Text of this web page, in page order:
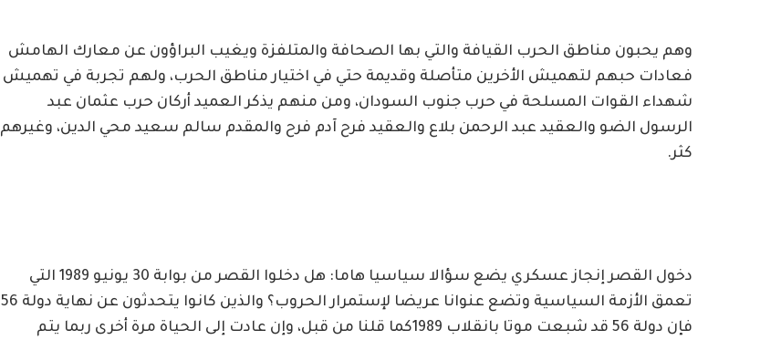
وهم يحبون مناطق الحرب القيافة والتي بها الصحافة والمتلفزة ويغيب البراؤون عن معارك الهامش
فعادات حبهم لتهميش الأخرين متأصلة وقديمة حتي في اختيار مناطق الحرب، ولهم تجربة في تهميش
شهداء القوات المسلحة في حرب جنوب السودان، ومن منهم يذكر العميد أركان حرب عثمان عبد
الرسول الضو والعقيد عبد الرحمن بلاع والعقيد فرح آدم فرح والمقدم سالم سعيد محي الدين، وغيرهم
كثر.
دخول القصر إنجاز عسكري يضع سؤالا سياسيا هاما: هل دخلوا القصر من بوابة 30 يونيو 1989 التي
تعمق الأزمة السياسية وتضع عنوانا عريضا لإستمرار الحروب؟ والذين كانوا يتحدثون عن نهاية دولة 56
فإن دولة 56 قد شبعت موتا بانقلاب 1989كما قلنا من قبل، وإن عادت إلى الحياة مرة أخرى ربما يتم